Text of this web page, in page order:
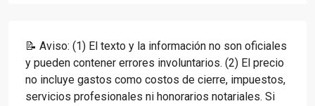
📝 Aviso: (1) El texto y la información no son oficiales
y pueden contener errores involuntarios. (2) El precio
no incluye gastos como costos de cierre, impuestos,
servicios profesionales ni honorarios notariales. Si